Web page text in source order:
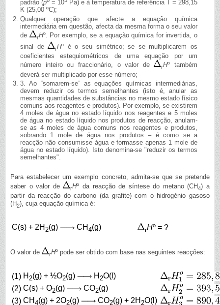
padrão (p = 10
Pa) e à temperatura de referência T = 298,15
K (25,00 ºC);
Qualquer operação que afecte a equação química
intermediária em questão, afecta da mesma forma o seu valor
de
rHº. Por exemplo, se a equação química for invertida, o
sinal de
rHº é o seu simétrico; se se multiplicarem os
coeficientes estequiométricos de uma equação por um
número inteiro ou fraccionário, o valor de
rHº também
deverá ser multiplicado por esse número;
3. Ao “somarem-se” as equações químicas intermediárias,
devem reduzir os termos semelhantes (isto é, anular as
mesmas quantidades de substâncias no mesmo estado físico
comuns aos reagentes e produtos). Por exemplo, se existirem
4 moles de água no estado líquido nos reagentes e 5 moles
de água no estado líquido nos produtos de reacção, anulam-
se as 4 moles de água comuns nos reagentes e produtos,
sobrando 1 mole de água nos produtos – é como se a
reacção não consumisse água e formasse apenas 1 mole de
água no estado líquido). Isto denomina-se "reduzir os termos
semelhantes".
Para estabelecer um exemplo concreto, admita-se que se pretende
saber o valor de
rHº da reacção de síntese do metano (CH4) a
partir da reacção do carbono (da grafite) com o hidrogénio gasoso
(H2), cuja equação química é:
C(s) + 2H 2(g) CH 4(g) rHº = ?
O valor de rHº pode ser obtido com base nas seguintes reacções:
(1) H 2(g) + ½O2(g) H 2O(l)
(2) C(s) + O2(g) CO2(g)
(3) CH 4(g) + 2O2(g) CO2(g) + 2H 2O(l)